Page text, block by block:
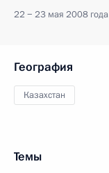
22 − 23 мая 2008 года
География
Казахстан
Темы